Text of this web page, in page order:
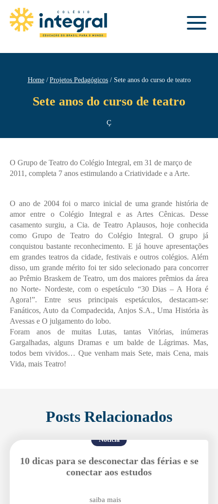
Home Projetos Pedagógicos Sete anos do curso de teatro
Sete anos do curso de teatro
Ç
O Grupo de Teatro do Colégio Integral, em 31 de março de
2011, completa 7 anos estimulando a Criatividade e a Arte.
O ano de 2004 foi o marco inicial de uma grande história de
amor entre o Colégio Integral e as Artes Cênicas. Desse
casamento surgiu, a Cia. de Teatro Aplausos, hoje conhecida
como Grupo de Teatro do Colégio Integral. O grupo já
conquistou bastante reconhecimento. E já houve apresentações
em grandes teatros da cidade, festivais e outros colégios. Além
disso, um grande mérito foi ter sido selecionado para concorrer
ao Prêmio Braskem de Teatro, um dos maiores prêmios da área
no Norte- Nordeste, com o espetáculo “30 Dias – A Hora é
Agora!”. Entre seus principais espetáculos, destacam-se:
Fanáticos, Auto da Compadecida, Anjos S.A., Uma História às
Avessas e O julgamento do lobo.
Foram anos de muitas Lutas, tantas Vitórias, inúmeras
Gargalhadas, alguns Dramas e um balde de Lágrimas. Mas,
todos bem vividos… Que venham mais Sete, mais Cena, mais
Vida, mais Teatro!
Posts Relacionados
Notícia
10 dicas para se desconectar das férias e se
conectar aos estudos
saiba mais